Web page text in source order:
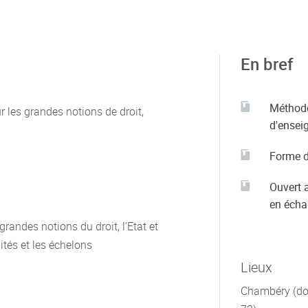
les grandes notions de droit,
notions du droit, l’Etat et
et les échelons
En bref
Forme
Ouvert
en
Lieux
Chambéry